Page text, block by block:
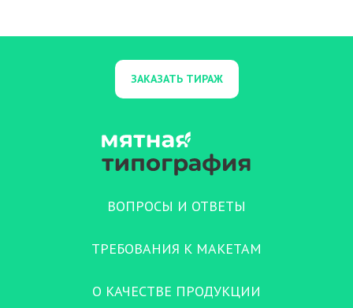
ЗАКАЗАТЬ ТИРАЖ
ВОПРОСЫ И ОТВЕТЫ
ТРЕБОВАНИЯ К МАКЕТАМ
О КАЧЕСТВЕ ПРОДУКЦИИ